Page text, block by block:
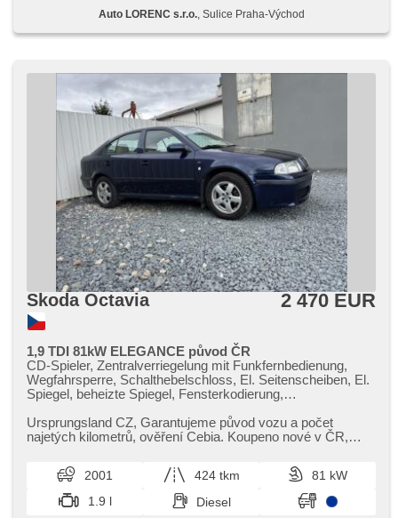
Auto LORENC s.r.o., Sulice Praha-Východ
Skoda Octavia 2 470 EUR
1,9 TDI 81kW ELEGANCE původ ČR
CD-Spieler, Zentralverriegelung mit Funkfernbedienung,
Wegfahrsperre, Schalthebelschloss, El. Seitenscheiben, El.
Spiegel, beheizte Spiegel, Fensterkodierung,
rezervní kolo, Klimaautomatik, Teilbare Rücksitzbank,
höheneinstellbare Sitze, Positionssitze, Lenkrad einstellbar,
Außenthermometer, isofix, Anhängerkupplung, Alufelgen,
Lederpolsterung, Abnutzungssensor des Bremsbelages,
ABS, Antriebsschlupfregelung (ASR), Servolenkung,
Handgetriebe, Tempomat, parkovací senzory zadní, 5
Ursprungsland CZ,​ Garantujeme původ vozu a počet
najetých kilometrů,​ ověření Cebia. Koupeno nové v ČR,​
2001 424 tkm
81 kW
1.9 l
Diesel